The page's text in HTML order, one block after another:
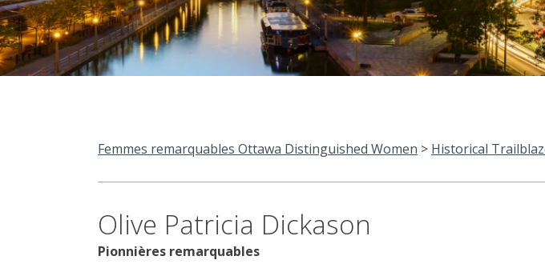
Femmes remarquables Ottawa Distinguished Women > Historical
Olive Patricia Dickason
Pionnières remarquables